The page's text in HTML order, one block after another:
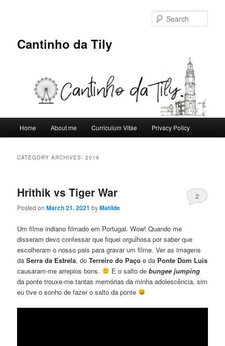
Cantinho da Tily
Home About me Curriculum Vitae Privacy Policy
CATEGORY ARCHIVES:2019
Hrithik vs Tiger War
Posted onMarch 21, 2021 byMatilde
2
Um filme indiano filmado em Portugal. Wow! Quando me
disseram devo confessar que fiquei orgulhosa por saber que
escolheram o nosso pais para gravar um filme. Ver as imagens
daSerra da Estrela, doTerreiro do Paço e da Ponte Dom Luis
causaram-me arrepios bons.
E o salto de bungee jumping
da ponte trouxe-me tantas memórias da minha adolescência, sim
eu tive o sonho de fazer o salto da ponte